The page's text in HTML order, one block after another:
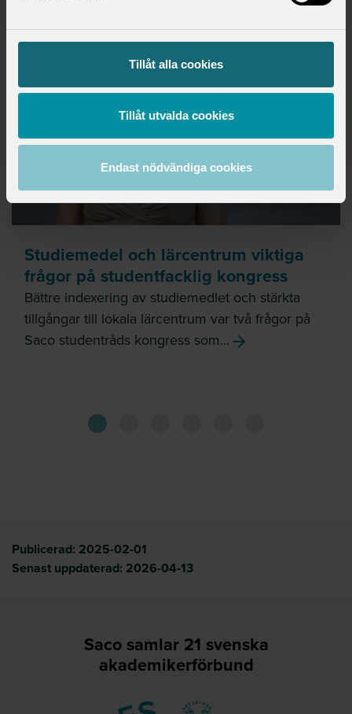
Tillåt alla cookies
Tillåt utvalda cookies
Endast nödvändiga cookies
Studiemedel och lärcentrum viktiga
frågor på studentfacklig kongress
Bättre indexering av studiemedlet och stärkta
tillgångar till lokala lärcentrum var två frågor på
Saco studentråds kongress som...
Publicerad: 2025-02-01
Senast uppdaterad: 2026-04-13
Saco samlar 21 svenska
akademikerförbund